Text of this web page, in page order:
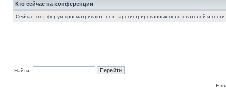
Кто сейчас на конференции
Сейчас этот форум просматривают: нет зарегистрированных пользователей и
Найти:
E-